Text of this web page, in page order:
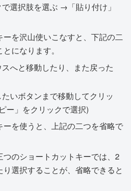
選択肢を選ぶ →「貼り付け」
を沢山使いこなすと、下記の二
になります。
へと移動したり、また戻った
いボタンまで移動してクリッ
ー」をクリックで選択)
を使うと、上記の二つを省略で
つのショートカットキーでは、2
選択することが、省略できると